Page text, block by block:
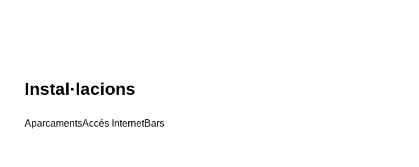
Instal·lacions
AparcamentsAccés InternetBars